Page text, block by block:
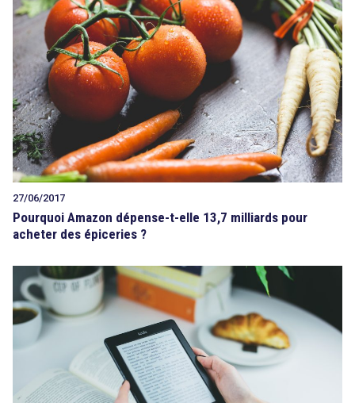
27/06/2017
Pourquoi Amazon dépense-t-elle 13,7 milliards pour
acheter des épiceries ?